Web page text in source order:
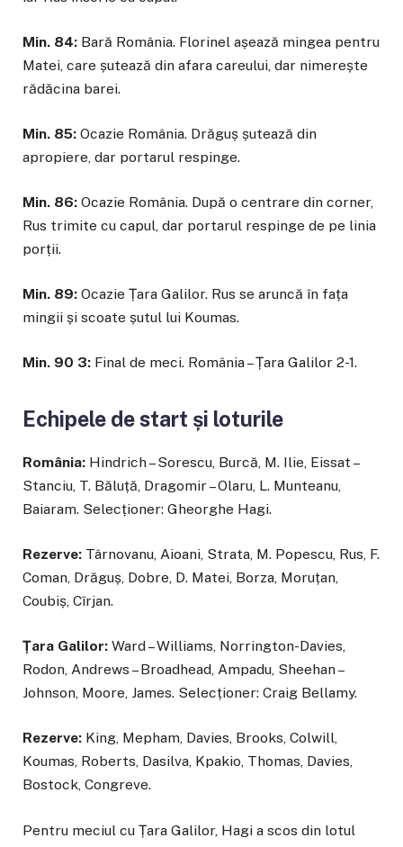
Min. 84: Bară România. Florinel așează mingea pentru
Matei, care șutează din afara careului, dar nimerește
rădăcina barei.
Min. 85: Ocazie România. Drăguș șutează din
apropiere, dar portarul respinge.
Min. 86: Ocazie România. După o centrare din corner,
Rus trimite cu capul, dar portarul respinge de pe linia
porții.
Min. 89: Ocazie Țara Galilor. Rus se aruncă în fața
mingii și scoate șutul lui Koumas.
Min. 90 3: Final de meci. România – Țara Galilor 2-1.
Echipele de start și loturile
România: Hindrich – Sorescu, Burcă, M. Ilie, Eissat –
Stanciu, T. Băluță, Dragomir – Olaru, L. Munteanu,
Baiaram. Selecționer: Gheorghe Hagi.
Rezerve: Târnovanu, Aioani, Strata, M. Popescu, Rus, F.
Coman, Drăguș, Dobre, D. Matei, Borza, Moruțan,
Coubiș, Cîrjan.
Țara Galilor: Ward – Williams, Norrington-Davies,
Rodon, Andrews – Broadhead, Ampadu, Sheehan –
Johnson, Moore, James. Selecționer: Craig Bellamy.
Rezerve: King, Mepham, Davies, Brooks, Colwill,
Koumas, Roberts, Dasilva, Kpakio, Thomas, Davies,
Bostock, Congreve.
Pentru meciul cu Țara Galilor, Hagi a scos din lotul